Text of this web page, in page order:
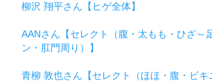
柳沢 翔平さん【ヒゲ全体】
AANさん【セレクト（腹・太もも・ひざ～
ン・肛門周り）】
青柳 敦也さん【セレクト（ほほ・腹・ビキ